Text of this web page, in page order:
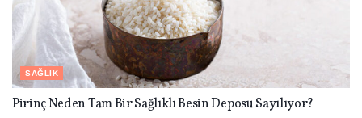
SAĞLIK
Pirinç Neden Tam Bir Sağlıklı Besin Deposu Sayılıyor?